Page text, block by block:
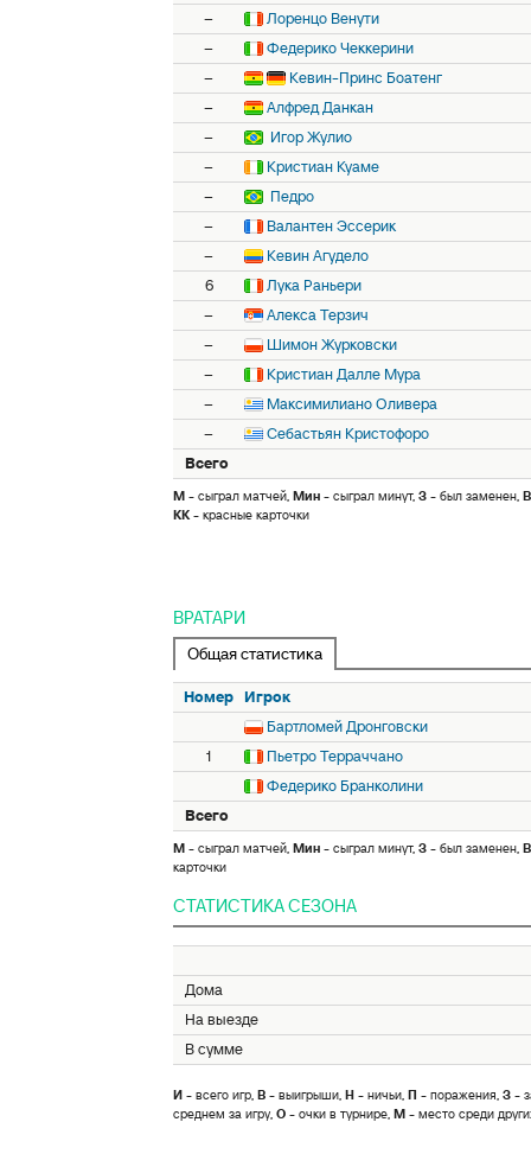
–
Лоренцо Венути
–
Федерико Чеккерини
–
Кевин-Принс Боатенг
–
Алфред Данкан
–
Игор Жулио
–
Кристиан Куаме
–
Педро
–
Валантен Эссерик
–
Кевин Агудело
6
Лука Раньери
–
Алекса Терзич
–
Шимон Журковски
–
Кристиан Далле Мура
–
Максимилиано Оливера
–
Себастьян Кристофоро
Всего
М - сыграл матчей, Мин - сыграл минут, З - был заменен,
КК- красные карточки
ВРАТАРИ
Общая статистика
Номер Игрок
Бартломей Дронговски
1
Пьетро Терраччано
Федерико Бранколини
Всего
М - сыграл матчей, Мин - сыграл минут, З - был заменен,
карточки
СТАТИСТИКА СЕЗОНА
Дома
На выезде
В сумме
И - всего игр, В - выигрыши, Н - ничьи, П - поражения, З -
среднем за игру, О - очки в турнире, М - место среди